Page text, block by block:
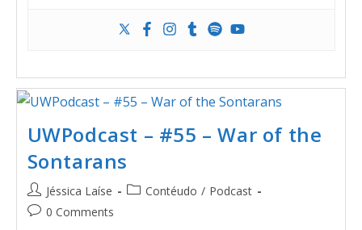
UWPodcast – #55 – War of the
Sontarans
Jéssica Laíse Contéudo / Podcast
0 Comments